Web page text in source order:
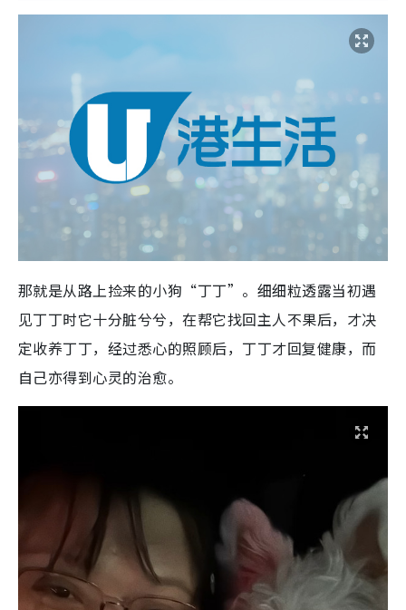
那就是从路上捡来的小狗“丁丁”。细细粒透露当初遇
见丁丁时它十分脏兮兮，在帮它找回主人不果后，才决
定收养丁丁，经过悉心的照顾后，丁丁才回复健康，而
自己亦得到心灵的治愈。